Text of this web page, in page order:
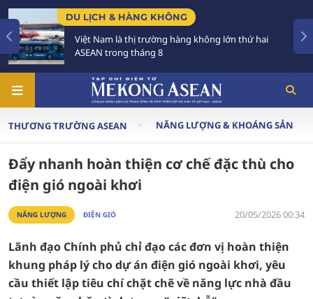
không lớn thứ hai
CHÍNH SÁCH
Tạo khuôn khổ pháp lý ổn
THƯƠNG TRƯỜNG ASEAN NĂNG LƯỢNG & KHOÁNG SẢN
Đẩy nhanh hoàn thiện cơ chế đặc thù cho
điện gió ngoài khơi
NĂNG LƯỢNG ĐIỆN GIÓ 20/05/2026 00:34
Lãnh đạo Chính phủ chỉ đạo các đơn vị hoàn thiện
khung pháp lý cho dự án điện gió ngoài khơi, yêu
cầu thiết lập tiêu chí chặt chẽ về năng lực nhà đầu